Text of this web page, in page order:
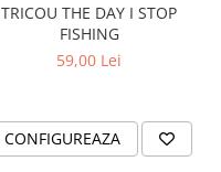
TRICOU THE DAY I STOP
FISHING
59,00 Lei
CONFIGUREAZA